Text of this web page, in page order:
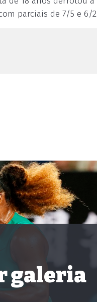
parciais de 7/5 e 6/2.
galeria